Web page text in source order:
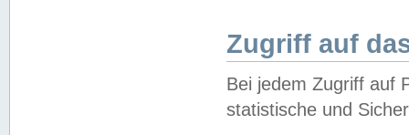
Zugriff auf
Bei jedem Zugriff auf
statistische und